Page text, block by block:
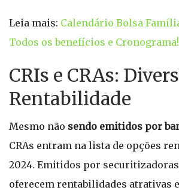
Leia mais: Calendário Bolsa
Todos os benefícios e Cronograma!
CRIs e CRAs:
Rentabilidade
Mesmo não sendo emitidos por
CRAs entram na lista de opções
2024. Emitidos por
oferecem rentabilidades atrativas